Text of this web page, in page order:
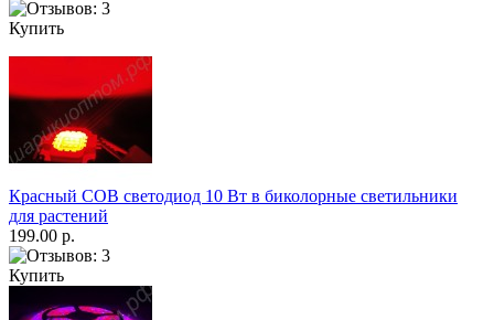
Купить
Красный COB светодиод 10 Вт в биколорные светильники
для растений
199.00 р.
Купить